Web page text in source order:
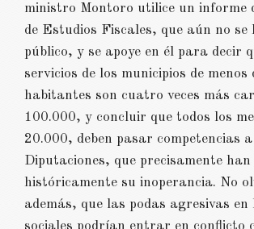
ministro Montoro utilice un informe
de Estudios Fiscales, que aún no se
público, y se apoye en él para decir
servicios de los municipios de menos
habitantes son cuatro veces más
100.000, y concluir que todos los
20.000, deben pasar competencias
Diputaciones, que precisamente
históricamente su inoperancia. No
además, que las podas agresivas en